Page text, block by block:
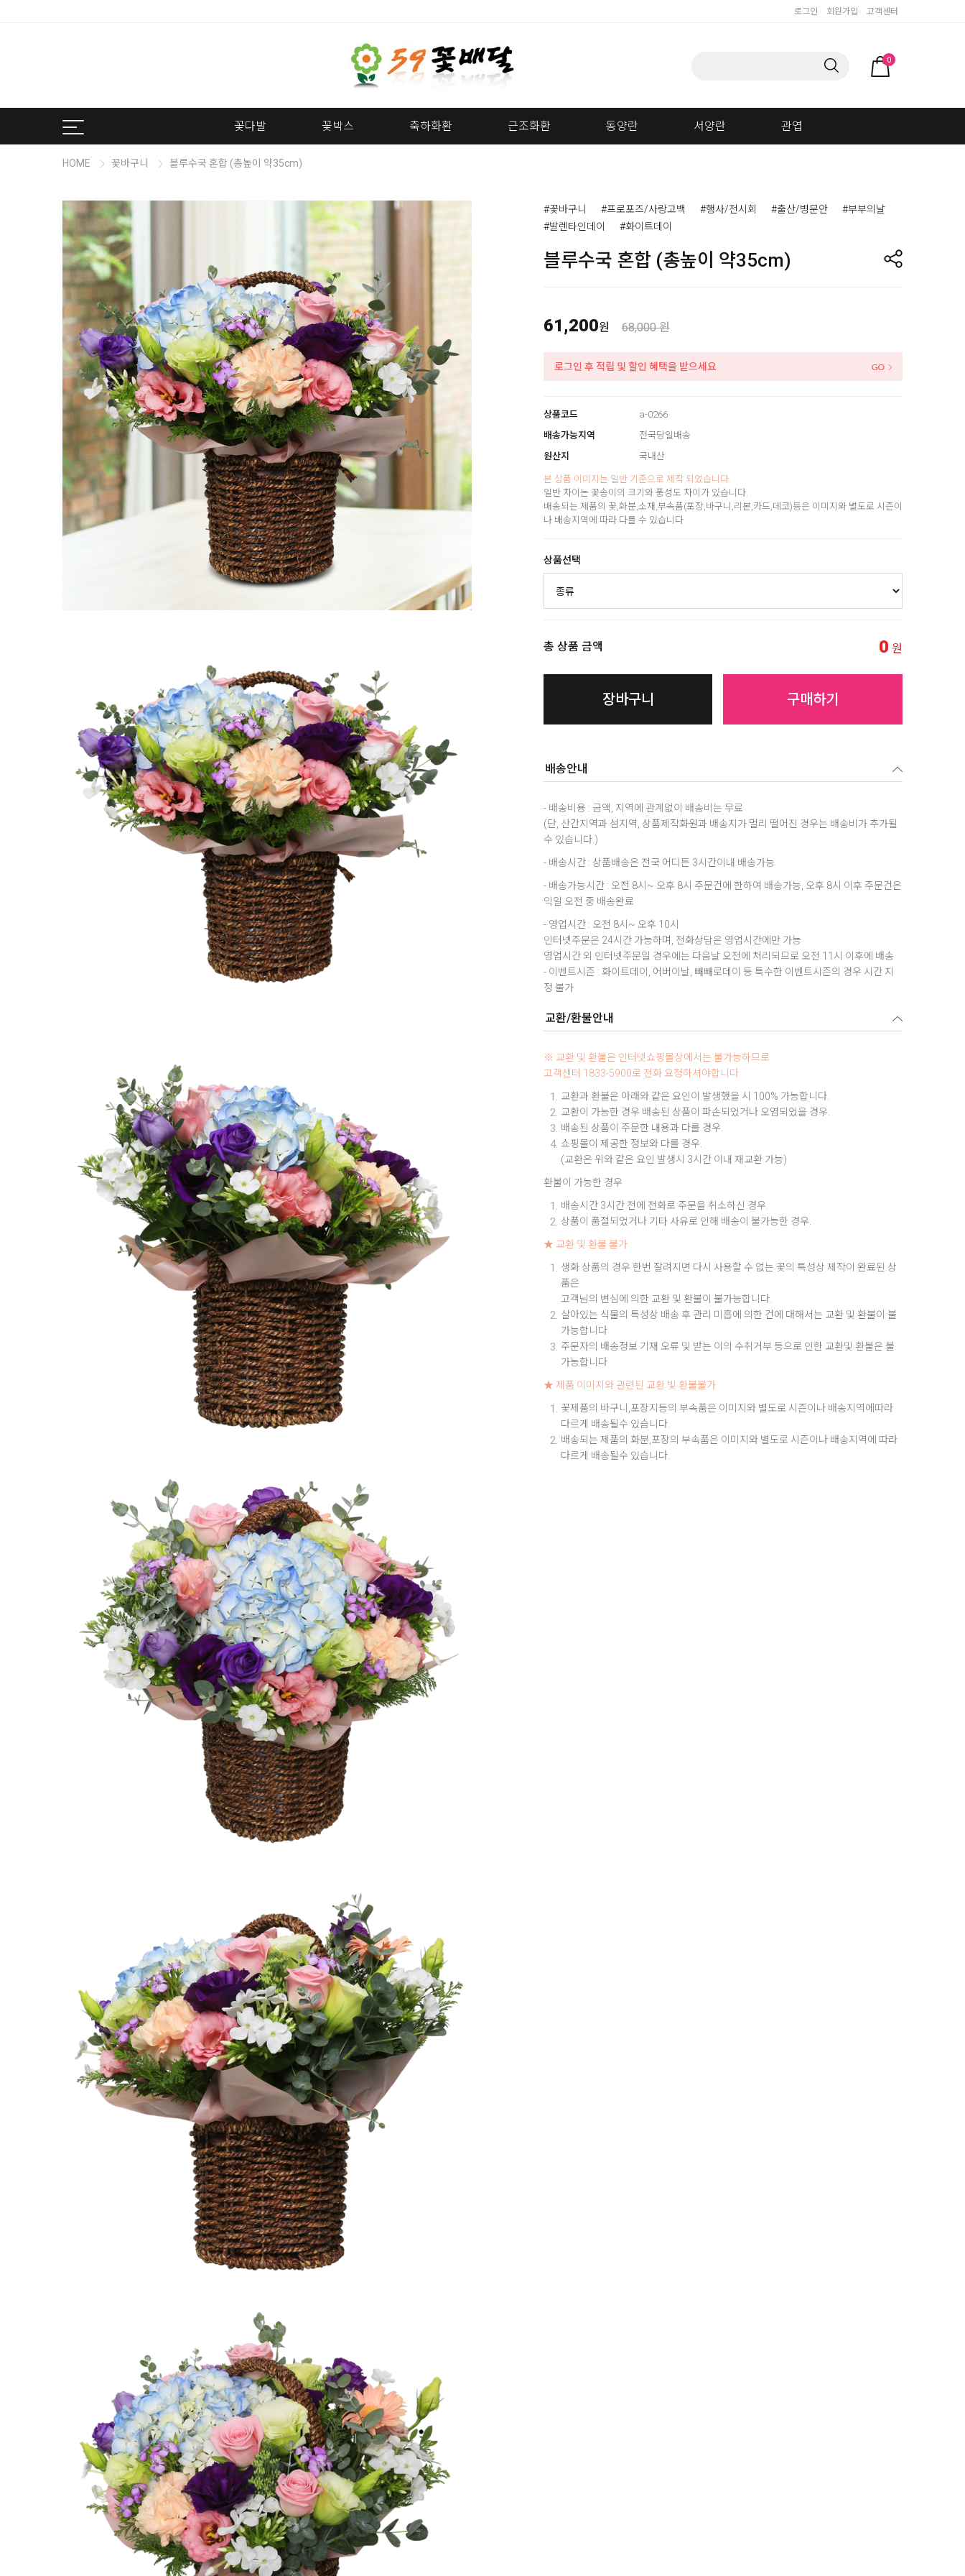
로그인 회원가입 고객센터
0
꽃다발 꽃박스 축하화환 근조화환 동양란 서양란 관엽
HOME 꽃바구니 블루수국 혼합 (총높이 약35cm)
#꽃바구니 #프로포즈/사랑고백 #행사/전시회 #출산/병문안
#부부의날
#발렌타인데이
#화이트데이
블루수국 혼합 (총높이 약35cm)
61,200원 68,000 원
로그인 후 적립 및 할인 혜택을 받으세요
상품코드
a-0266
배송가능지역
전국당일배송
원산지
국내산
본 상품 이미지는 일반 기준으로 제작 되었습니다.
일반 차이는 꽃송이의 크기와 풍성도 차이가 있습니다.
배송되는 제품의 꽃,화분,소재,부속품(포장,바구니,리본,카드,데코)등은 이미지와 별도로 시즌이
나 배송지역에 따라 다를 수 있습니다
상품선택
총 상품 금액 0 원
장바구니 구매하기
배송안내
- 배송비용 : 금액, 지역에 관계없이 배송비는 무료
(단, 산간지역과 섬지역, 상품제작화원과 배송지가 멀리 떨어진 경우는 배송비가 추가될
수 있습니다.)
- 배송시간 : 상품배송은 전국 어디든 3시간이내 배송가능
- 배송가능시간 : 오전 8시~ 오후 8시 주문건에 한하여 배송가능, 오후 8시 이후 주문건은
익일 오전 중 배송완료
- 영업시간 : 오전 8시~ 오후 10시
인터넷주문은 24시간 가능하며, 전화상담은 영업시간에만 가능
영업시간 외 인터넷주문일 경우에는 다음날 오전에 처리되므로 오전 11시 이후에 배송
- 이벤트시즌 : 화이트데이, 어버이날, 빼빼로데이 등 특수한 이벤트시즌의 경우 시간 지
정 불가
교환/환불안내
※ 교환 및 환불은 인터넷쇼핑몰상에서는 불가능하므로
고객센터 1833-5900로 전화 요청하셔야합니다
교환과 환불은 아래와 같은 요인이 발생했을 시 100% 가능합니다.
교환이 가능한 경우 배송된 상품이 파손되었거나 오염되었을 경우.
배송된 상품이 주문한 내용과 다를 경우.
쇼핑몰이 제공한 정보와 다를 경우.
(교환은 위와 같은 요인 발생시 3시간 이내 재교환 가능)
환불이 가능한 경우
배송시간 3시간 전에 전화로 주문을 취소하신 경우.
상품이 품절되었거나 기타 사유로 인해 배송이 불가능한 경우.
★ 교환 및 환불 불가
생화 상품의 경우 한번 잘려지면 다시 사용할 수 없는 꽃의 특성상 제작이 완료된 상
품은
고객님의 변심에 의한 교환 및 환불이 불가능합니다.
살아있는 식물의 특성상 배송 후 관리 미흡에 의한 건에 대해서는 교환 및 환불이 불
가능합니다
주문자의 배송정보 기재 오류 및 받는 이의 수취거부 등으로 인한 교환및 환불은 불
가능합니다
★ 제품 이미지와 관련된 교환 빛 환불불가
꽃제품의 바구니,포장지등의 부속품은 이미지와 별도로 시즌이나 배송지역에따라
다르게 배송될수 있습니다.
배송되는 제품의 화분,포장의 부속품은 이미지와 별도로 시즌이나 배송지역에 따라
다르게 배송될수 있습니다.